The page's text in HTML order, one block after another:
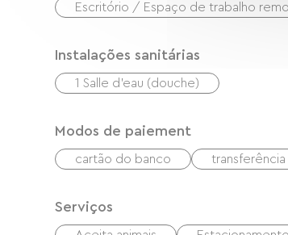
Escritório / Espaço de trabalho
Instalações sanitárias
1 Salle d'eau (douche)
Modos de paiement
cartão do banco transferência
Serviços